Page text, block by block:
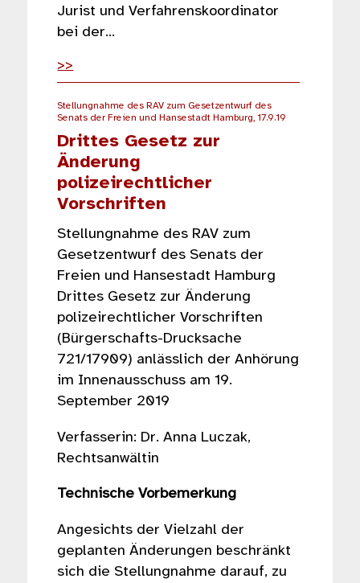
Jurist und Verfahrenskoordinator
bei der…
>>
Stellungnahme des RAV zum Gesetzentwurf des
Senats der Freien und Hansestadt Hamburg, 17.9.19
Drittes Gesetz zur
Änderung
polizeirechtlicher
Vorschriften
Stellungnahme des RAV zum
Gesetzentwurf des Senats der
Freien und Hansestadt Hamburg
Drittes Gesetz zur Änderung
polizeirechtlicher Vorschriften
(Bürgerschafts-Drucksache
721/17909) anlässlich der Anhörung
im Innenausschuss am 19.
September 2019
Verfasserin: Dr. Anna Luczak,
Rechtsanwältin
Technische Vorbemerkung
Angesichts der Vielzahl der
geplanten Änderungen beschränkt
sich die Stellungnahme darauf, zu